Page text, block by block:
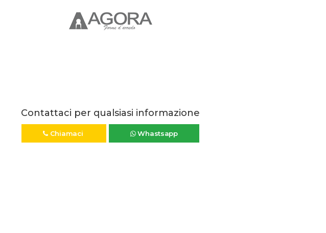
Contattaci per qualsiasi informazione
Chiamaci Whastsapp